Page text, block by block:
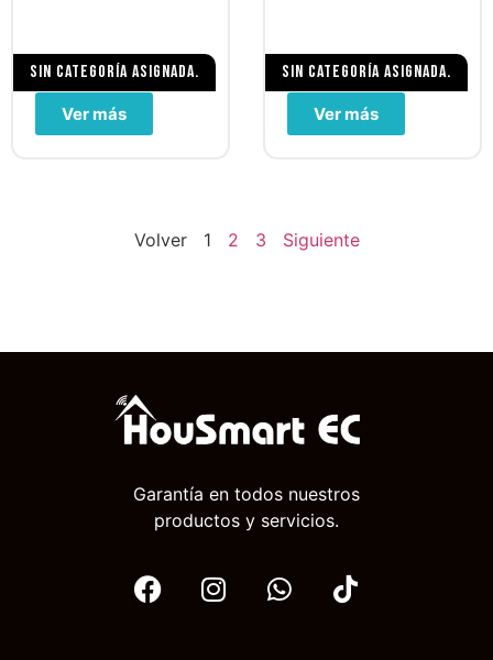
Sin categoría asignada.
Ver más
Sin categoría asignada.
Ver más
Volver 1 2 3 Siguiente
Garantía en todos nuestros
productos y servicios.